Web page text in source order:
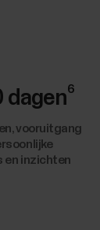
dagen6
vooruitgang
en inzichten